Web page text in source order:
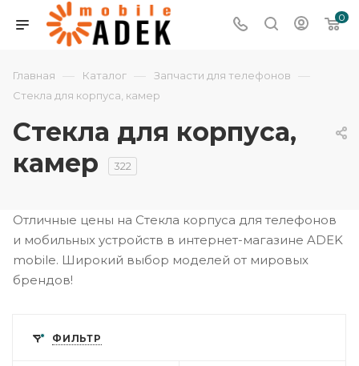
0
Главная — Каталог — Запчасти для телефонов —
Стекла для корпуса, камер
Стекла для корпуса,
камер
322
Отличные цены на Стекла корпуса для телефонов
и мобильных устройств в интернет-магазине ADEK
mobile. Широкий выбор моделей от мировых
брендов!
ФИЛЬТР